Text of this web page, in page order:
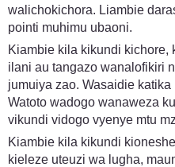
walichokichora. Liambie
pointi muhimu ubaoni.
Kiambie kila kikundi kichore,
ilani au tangazo wanalofikiri
jumuiya zao. Wasaidie
Watoto wadogo wanaweza
vikundi vidogo vyenye mtu
Kiambie kila kikundi
kieleze uteuzi wa lugha,